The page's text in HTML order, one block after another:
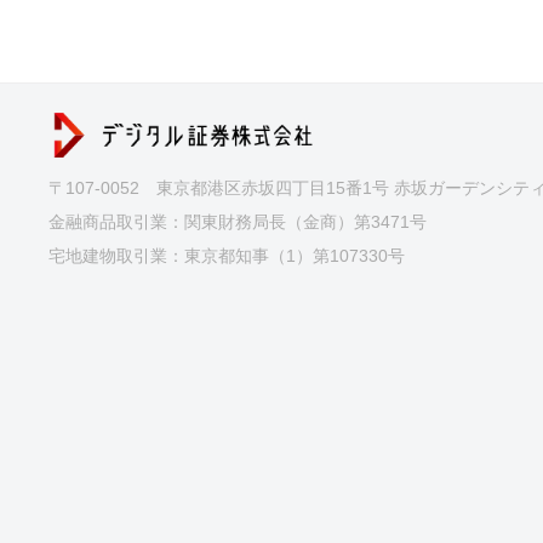
〒107-0052 東京都港区赤坂四丁目15番1号 赤坂ガーデンシテ
金融商品取引業：関東財務局長（金商）第3471号
宅地建物取引業：東京都知事（1）第107330号